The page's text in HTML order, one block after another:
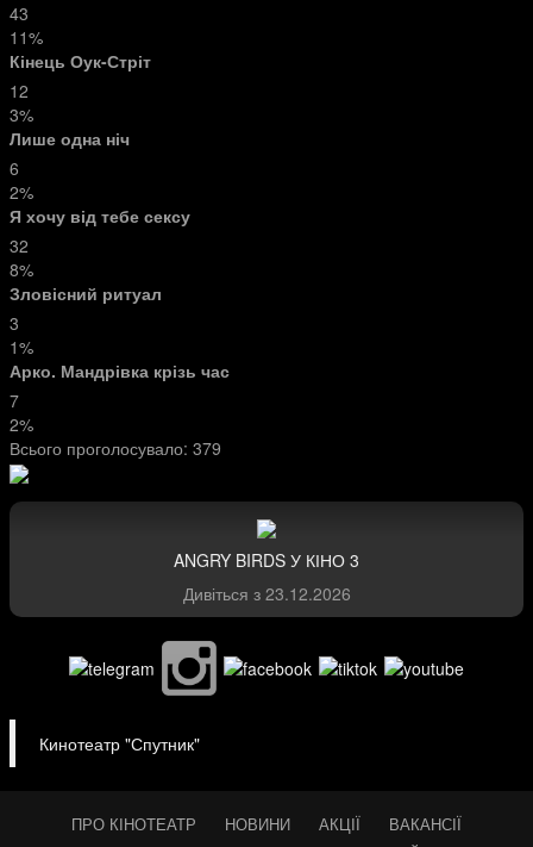
43
11%
Кінець Оук-Стріт
12
3%
Лише одна ніч
6
2%
Я хочу від тебе сексу
32
8%
Зловісний ритуал
3
1%
Арко. Мандрівка крізь час
7
2%
Всього проголосувало: 379
ANGRY BIRDS У КІНО 3
Дивіться з 23.12.2026
Кинотеатр "Спутник"
ПРО КІНОТЕАТР НОВИНИ АКЦІЇ
ВАКАНСІЇ